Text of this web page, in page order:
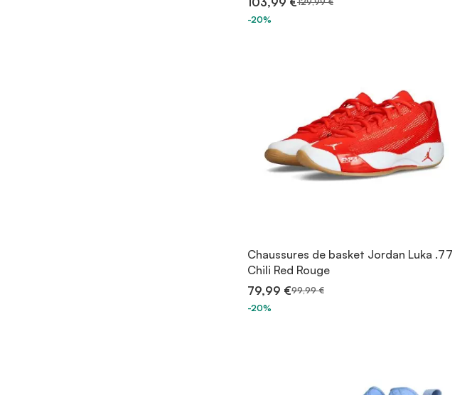
-20%
Chaussures de basket Jordan Luka .77
Chili Red Rouge
79,99 €99,99 €
-20%